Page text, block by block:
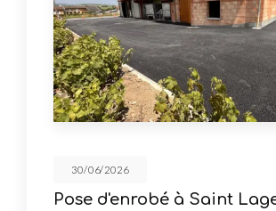
30/06/2026
Pose d'enrobé à Saint